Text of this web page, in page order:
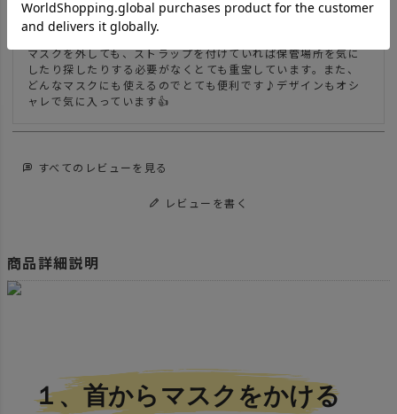
マスクを外しても、ストラップを付けていれば保管場所を気に
したり探したりする必要がなくとても重宝しています。また、
どんなマスクにも使えるのでとても便利です♪デザインもオシ
ャレで気に入っています👍
すべてのレビューを見る
レビューを書く
商品詳細説明
１、首からマスクをかける